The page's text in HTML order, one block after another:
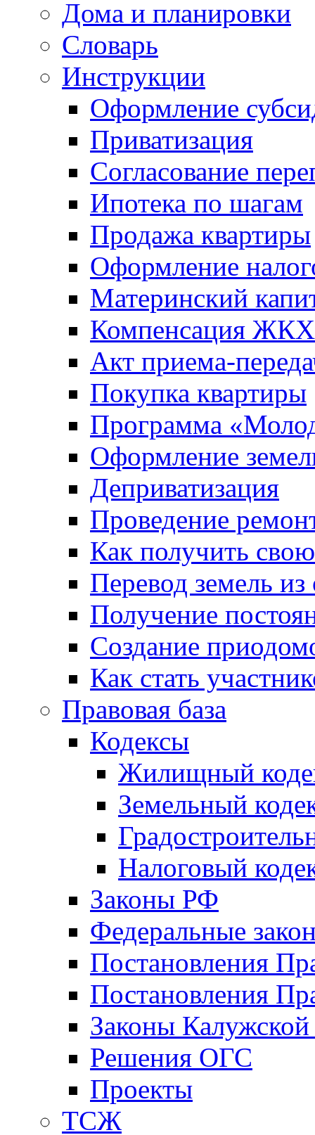
Дома и планировки
Словарь
Инструкции
Оформление
Приватизация
Согласование
Ипотека по шагам
Продажа квартиры
Оформление
Материнский
Компенсация ЖКХ
Акт приема-
Покупка квартиры
Программа
Оформление
Деприватизация
Проведение
Как получить
Перевод земель
Получение
Создание
Как стать
Правовая база
Кодексы
Жилищный
Земельный
Налоговый
Законы РФ
Федеральные
Постановления
Постановления
Законы Калужской
Решения ОГС
Проекты
ТСЖ